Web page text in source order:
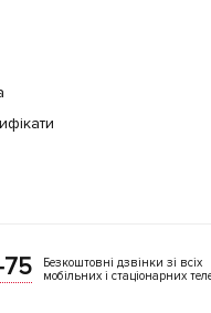
75
Безкоштовні дзвінки зі всіх
мобільних і стаціонарних